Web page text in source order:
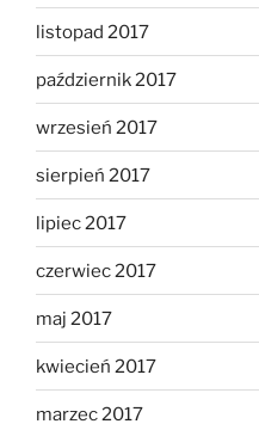
listopad 2017
październik 2017
wrzesień 2017
sierpień 2017
lipiec 2017
czerwiec 2017
maj 2017
kwiecień 2017
marzec 2017